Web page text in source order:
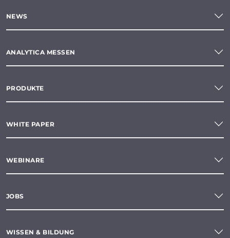
NEWS
ANALYTICA MESSEN
PRODUKTE
WHITE PAPER
WEBINARE
JOBS
WISSEN & BILDUNG